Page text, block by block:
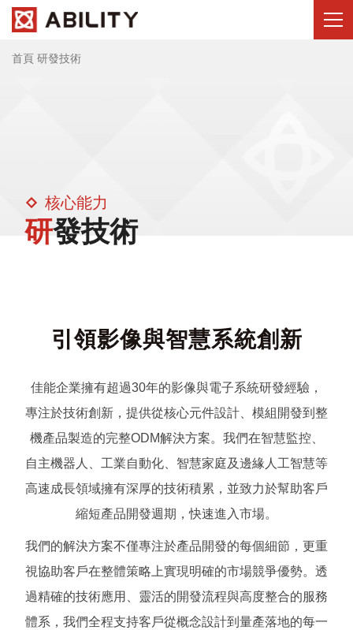
首頁 研發技術
核心能力
研發技術
引領影像與智慧系統創新
佳能企業擁有超過30年的影像與電子系統研發經驗，
專注於技術創新，提供從核心元件設計、模組開發到整
機產品製造的完整ODM解決方案。我們在智慧監控、
自主機器人、工業自動化、智慧家庭及邊緣人工智慧等
高速成長領域擁有深厚的技術積累，並致力於幫助客戶
縮短產品開發週期，快速進入市場。
我們的解決方案不僅專注於產品開發的每個細節，更重
視協助客戶在整體策略上實現明確的市場競爭優勢。透
過精確的技術應用、靈活的開發流程與高度整合的服務
體系，我們全程支持客戶從概念設計到量產落地的每一